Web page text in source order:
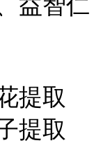
提取
提取